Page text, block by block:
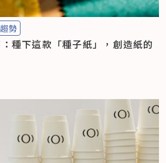
趨勢
種下這款「種子紙」，創造紙的